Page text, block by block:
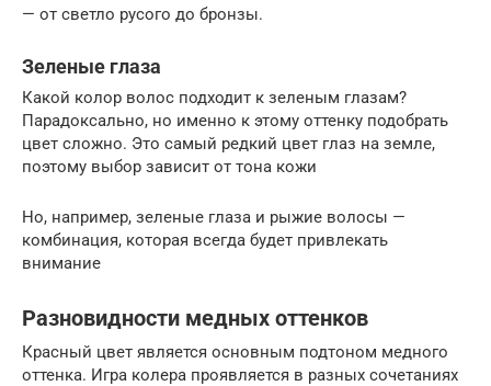
— от светло русого до бронзы.
Зеленые глаза
Какой колор волос подходит к зеленым глазам?
Парадоксально, но именно к этому оттенку подобрать
цвет сложно. Это самый редкий цвет глаз на земле,
поэтому выбор зависит от тона кожи
Но, например, зеленые глаза и рыжие волосы —
комбинация, которая всегда будет привлекать
внимание
Разновидности медных оттенков
Красный цвет является основным подтоном медного
оттенка. Игра колера проявляется в разных сочетаниях